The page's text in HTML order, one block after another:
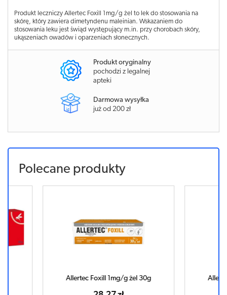
Produkt leczniczy Allertec Foxill 1mg/g żel to lek do stosowania na
skórę, który zawiera dimetyndenu maleinian. Wskazaniem do
stosowania leku jest świąd występujący m.in. przy chorobach skóry,
ukąszeniach owadów i oparzeniach słonecznych.
Produkt oryginalny
pochodzi z legalnej
apteki
Darmowa wysyłka
już od 200 zł
Polecane produkty
Allertec Foxill 1mg/g żel 30g